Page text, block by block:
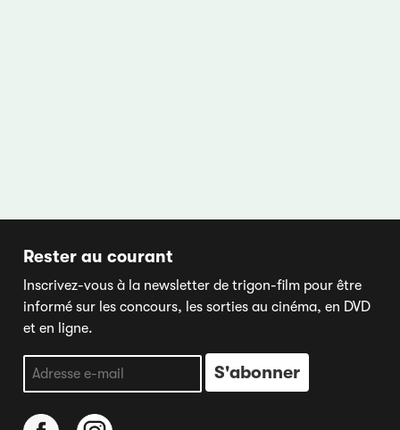
Rester au courant
Inscrivez-vous à la newsletter de trigon-film pour être
informé sur les concours, les sorties au cinéma, en DVD
et en ligne.